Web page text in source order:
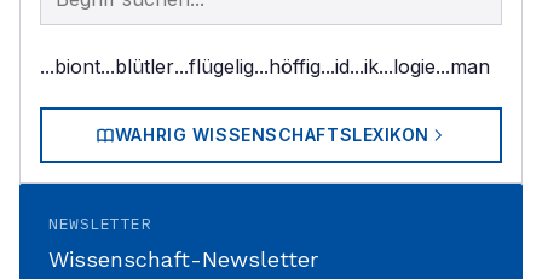
...biont...blütler...flügelig...höffig...id...ik...logie...man
WAHRIG WISSENSCHAFTSLEXIKON
NEWSLETTER
Wissenschaft-Newsletter